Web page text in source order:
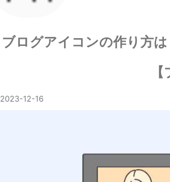
ブログアイコンの作り方は
2023-12-16